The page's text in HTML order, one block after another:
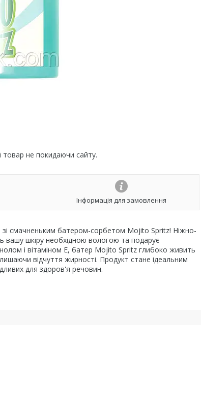
товар не покидаючи сайту.
Інформація для замовлення
зі смачненьким батером-сорбетом Mojito Spritz! Ніжно-
вашу шкіру необхідною вологою та подарує
і вітаміном Е, батер Mojito Spritz глибоко живить
відчуття жирності. Продукт стане ідеальним
для здоров'я речовин.